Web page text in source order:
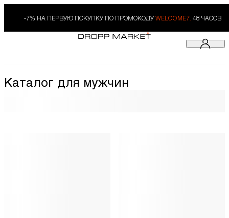
-7% НА ПЕРВУЮ ПОКУПКУ ПО ПРОМОКОДУ WELCOME7. 48 ЧАСОВ
Каталог для мужчин